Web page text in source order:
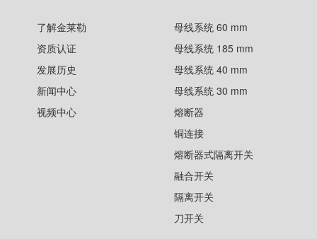
了解金莱勒
资质认证
发展历史
新闻中心
视频中心
母线系统 60 mm
母线系统 185 mm
母线系统 40 mm
母线系统 30 mm
熔断器
铜连接
熔断器式隔离开关
融合开关
隔离开关
刀开关